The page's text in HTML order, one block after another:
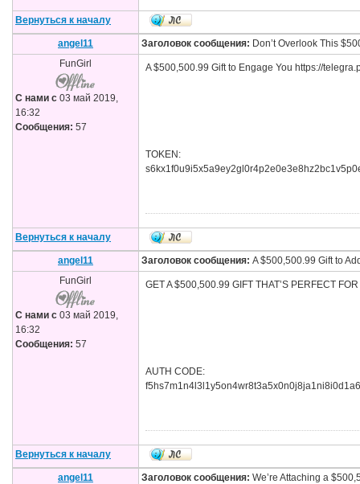
Вернуться к началу
angel11 Заголовок сообщения: Don’t Overlook This
FunGirl
С нами с 03 май 2019,
16:32
Сообщения: 57
A $500,500.99 Gift to Engage You https://
TOKEN:
Вернуться к началу
angel11 Заголовок сообщения: A $500,500.99 Gift to
FunGirl
С нами с 03 май 2019,
16:32
Сообщения: 57
GET A $500,500.99 GIFT THAT’S PERFECT
AUTH CODE:
Вернуться к началу
angel11 Заголовок сообщения: We’re Attaching a